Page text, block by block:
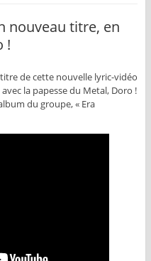
nouveau titre, en
!
de cette nouvelle lyric-vidéo
la papesse du Metal, Doro !
du groupe, « Era